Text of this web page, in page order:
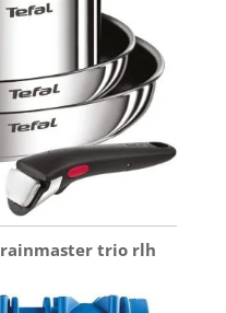
trio rlh